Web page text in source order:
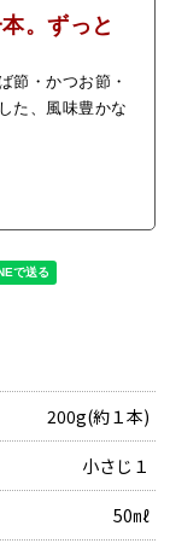
。ずっと
節・かつお節・
た、風味豊かな
200g(約１本)
小さじ１
50㎖